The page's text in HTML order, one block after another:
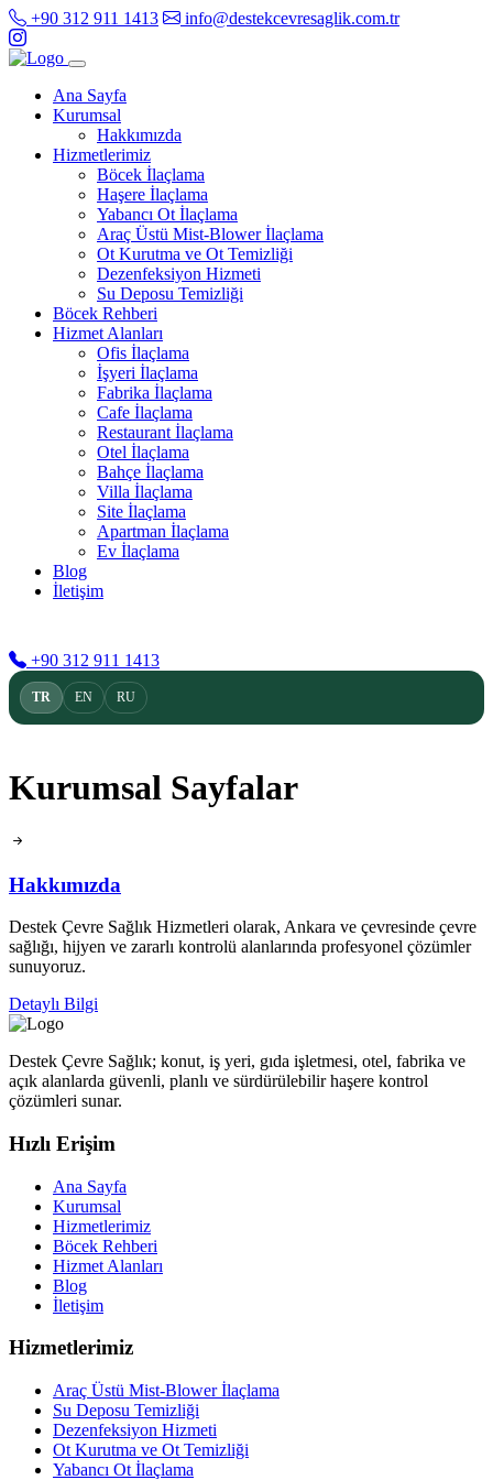
+90 312 911 1413 info@destekcevresaglik.com.tr
Ana Sayfa
Kurumsal
Hakkımızda
Hizmetlerimiz
Böcek İlaçlama
Haşere İlaçlama
Yabancı Ot İlaçlama
Araç Üstü Mist-Blower İlaçlama
Ot Kurutma ve Ot Temizliği
Dezenfeksiyon Hizmeti
Su Deposu Temizliği
Böcek Rehberi
Hizmet Alanları
Ofis İlaçlama
İşyeri İlaçlama
Fabrika İlaçlama
Cafe İlaçlama
Restaurant İlaçlama
Otel İlaçlama
Bahçe İlaçlama
Villa İlaçlama
Site İlaçlama
Apartman İlaçlama
Ev İlaçlama
Blog
İletişim
+90 312 911 1413
TR EN RU
Kurumsal Sayfalar
Hakkımızda
Destek Çevre Sağlık Hizmetleri olarak, Ankara ve çevresinde çevre
sağlığı, hijyen ve zararlı kontrolü alanlarında profesyonel çözümler
sunuyoruz.
Detaylı Bilgi
Destek Çevre Sağlık; konut, iş yeri, gıda işletmesi, otel, fabrika ve
açık alanlarda güvenli, planlı ve sürdürülebilir haşere kontrol
çözümleri sunar.
Hızlı Erişim
Ana Sayfa
Kurumsal
Hizmetlerimiz
Böcek Rehberi
Hizmet Alanları
Blog
İletişim
Hizmetlerimiz
Araç Üstü Mist-Blower İlaçlama
Su Deposu Temizliği
Dezenfeksiyon Hizmeti
Ot Kurutma ve Ot Temizliği
Yabancı Ot İlaçlama